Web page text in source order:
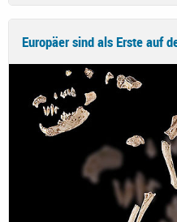
Europäer sind als Erste auf